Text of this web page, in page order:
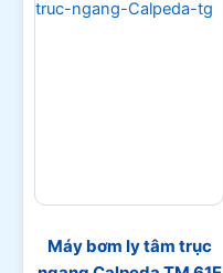
Máy bơm ly tâm trục